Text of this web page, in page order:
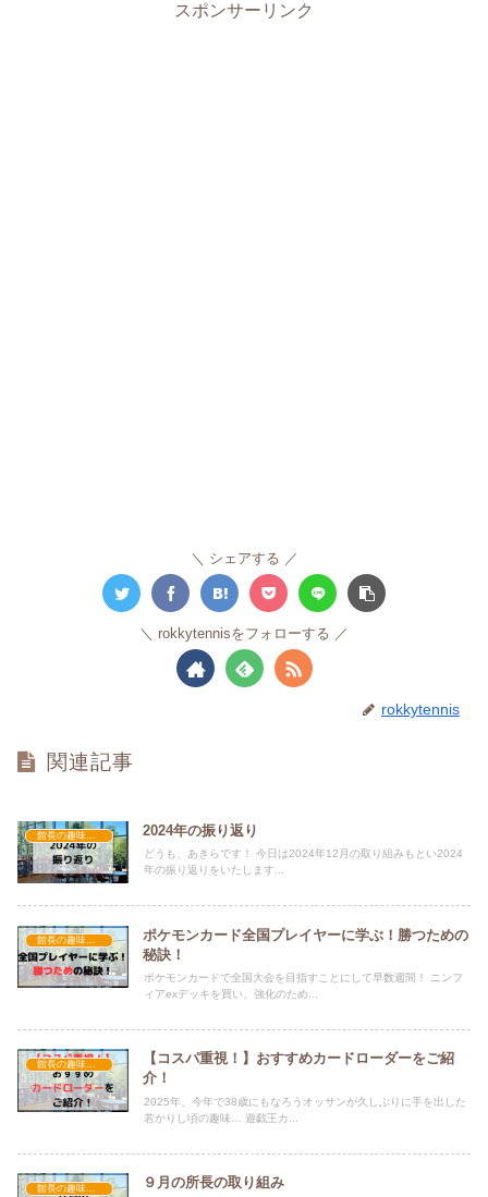
スポンサーリンク
シェアする
rokkytennisをフォローする
rokkytennis
関連記事
2024年の振り返り
どうも、あきらです！ 今日は2024年12月の取り組みもとい2024
年の振り返りをいたします...
ポケモンカード全国プレイヤーに学ぶ！勝つための
秘訣！
ポケモンカードで全国大会を目指すことにして早数週間！ ニンフ
ィアexデッキを買い、強化のため...
【コスパ重視！】おすすめカードローダーをご紹
介！
2025年、今年で38歳にもなろうオッサンが久しぶりに手を出した
若かりし頃の趣味… 遊戯王カ...
９月の所長の取り組み